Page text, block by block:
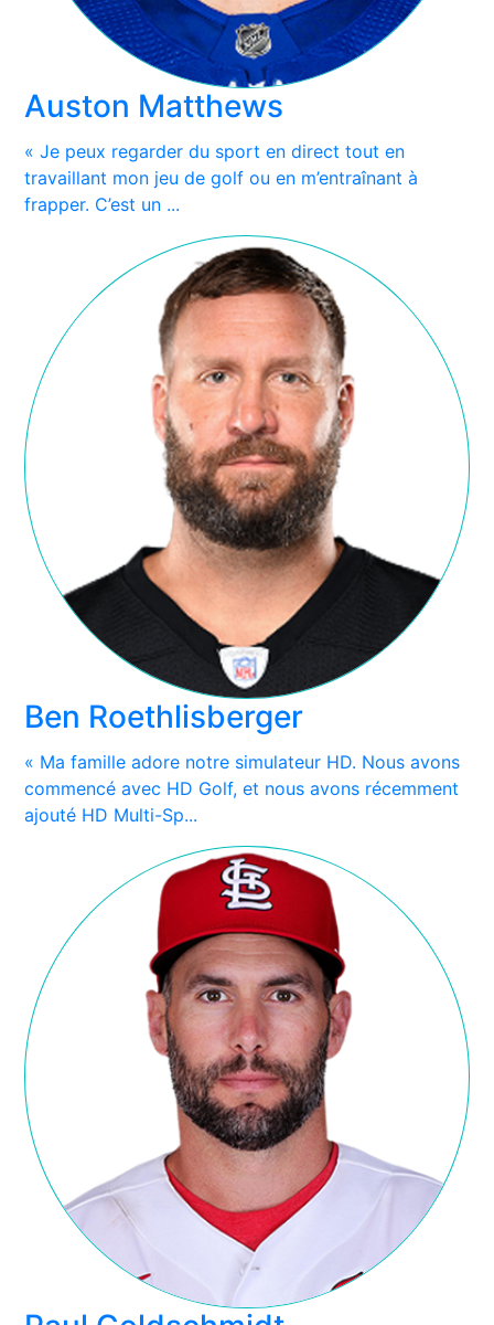
Auston Matthews
« Je peux regarder du sport en direct tout en
travaillant mon jeu de golf ou en m’entraînant à
frapper. C’est un ...
Ben Roethlisberger
« Ma famille adore notre simulateur HD. Nous avons
commencé avec HD Golf, et nous avons récemment
ajouté HD Multi-Sp...